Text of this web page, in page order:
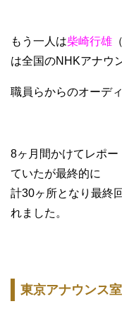
もう一人は柴崎行雄
は全国のNHKアナウ
職員らからのオーデ
8ヶ月間かけてレポ
ていたが最終的に
計30ヶ所となり最終
れました。
東京アナウンス